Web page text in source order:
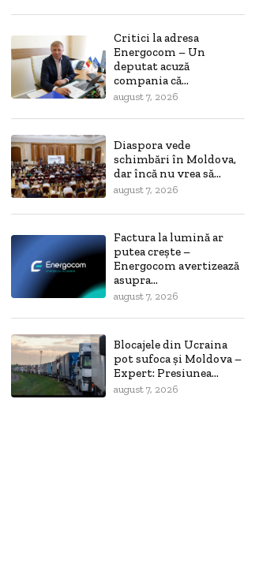
Critici la adresa
Energocom – Un
deputat acuză
compania că...
august 7, 2026
Diaspora vede
schimbări în Moldova,
dar încă nu vrea să...
august 7, 2026
Factura la lumină ar
putea crește –
Energocom avertizează
asupra...
august 7, 2026
Blocajele din Ucraina
pot sufoca și Moldova –
Expert: Presiunea...
august 7, 2026